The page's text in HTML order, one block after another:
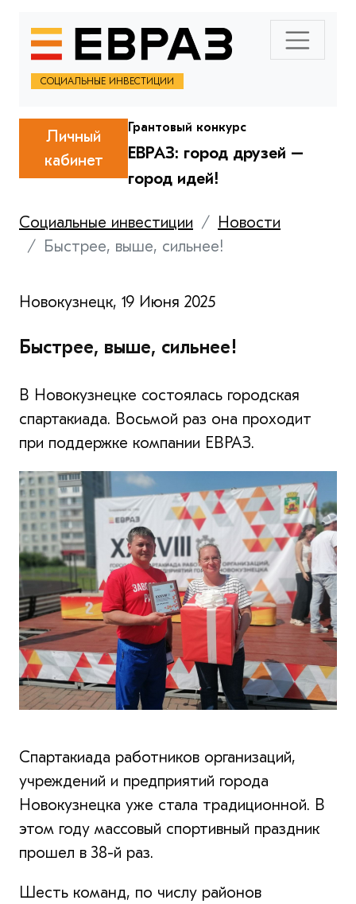
СОЦИАЛЬНЫЕ ИНВЕСТИЦИИ
Личный
кабинет
Грантовый конкурс
ЕВРАЗ: город друзей –
город идей!
Социальные инвестиции
Новости
Быстрее, выше, сильнее!
Новокузнецк, 19 Июня 2025
Быстрее, выше, сильнее!
В Новокузнецке состоялась городская
спартакиада. Восьмой раз она проходит
при поддержке компании ЕВРАЗ.
Спартакиада работников организаций,
учреждений и предприятий города
Новокузнецка уже стала традиционной. В
этом году массовый спортивный праздник
прошел в 38-й раз.
Шесть команд, по числу районов